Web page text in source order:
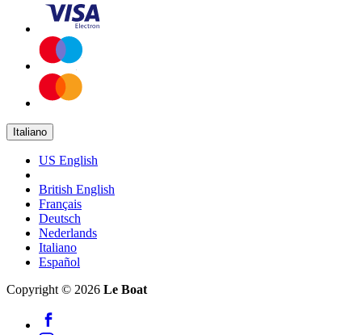
Italiano
US English
British English
Français
Deutsch
Nederlands
Italiano
Español
Copyright © 2026 Le Boat